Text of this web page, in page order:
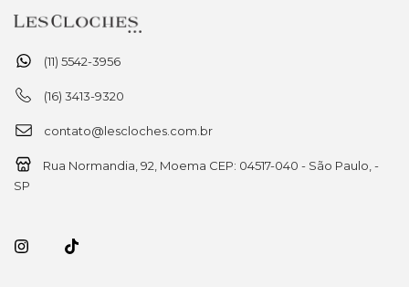
(11) 5542-3956
(16) 3413-9320
contato@lescloches.com.br
Rua Normandia, 92, Moema CEP: 04517-040 - São Paulo, -
SP